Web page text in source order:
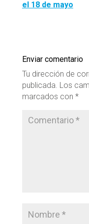
el 18 de mayo
Enviar comentario
Tu dirección de
publicada. Los
marcados con *